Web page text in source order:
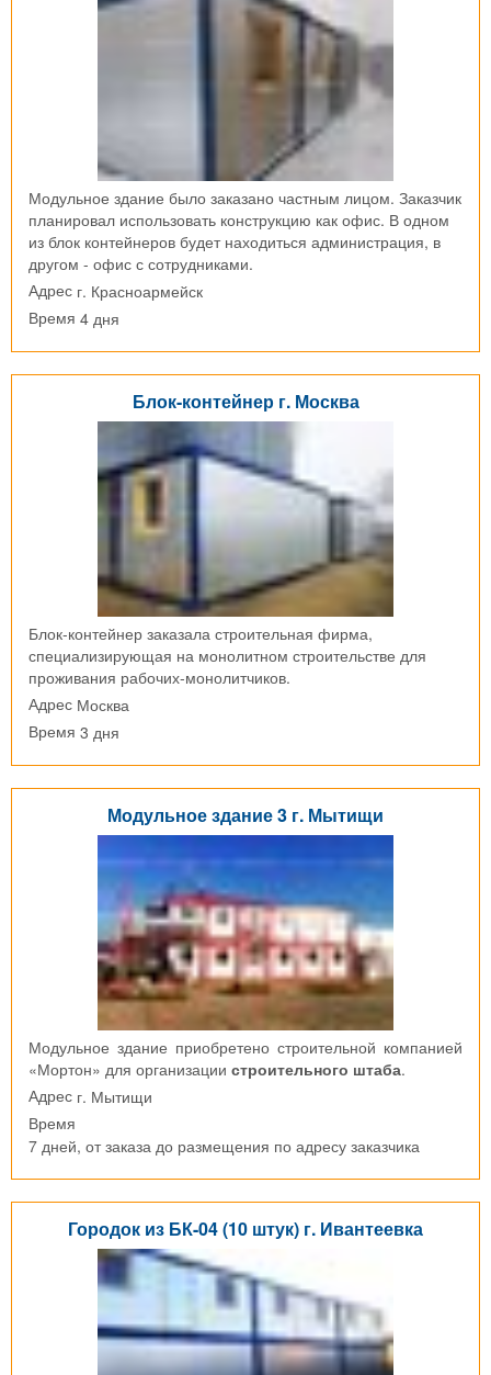
Модульное здание было заказано частным лицом. Заказчик
планировал использовать конструкцию как офис. В одном
из блок контейнеров будет находиться администрация, в
другом - офис с сотрудниками.
Адрес г. Красноармейск
Время 4 дня
Блок-контейнер г. Москва
Блок-контейнер заказала строительная фирма,
специализирующая на монолитном строительстве для
проживания рабочих-монолитчиков.
Адрес Москва
Время 3 дня
Модульное здание 3 г. Мытищи
Модульное здание приобретено строительной компанией
«Мортон» для организации строительного штаба.
Адрес г. Мытищи
Время
7 дней, от заказа до размещения по адресу заказчика
Городок из БК-04 (10 штук) г. Ивантеевка